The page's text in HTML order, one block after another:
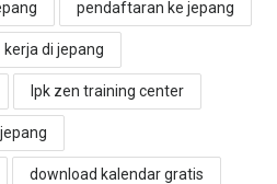
pendaftaran ke jepang
kerja di jepang
lpk zen training center
download kalendar gratis